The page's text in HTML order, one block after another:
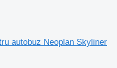
autobuz Neoplan Skyliner